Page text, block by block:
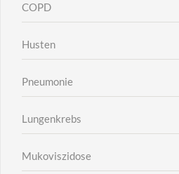
COPD
Husten
Pneumonie
Lungenkrebs
Mukoviszidose